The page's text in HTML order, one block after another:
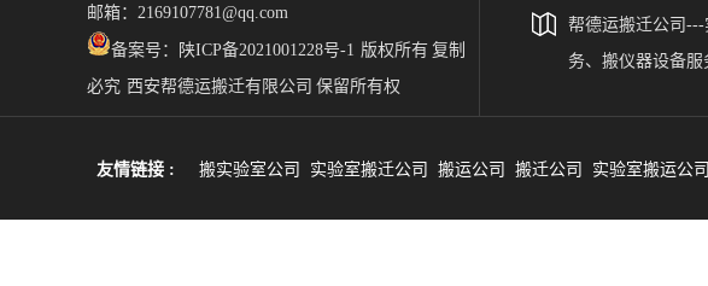
邮箱：2169107781@qq.com
备案号：
陕ICP备2021001228号-1 版权所有 复制
必究 西安帮德运搬迁有限公司 保留所有权
帮德运搬迁公司
务、搬仪器设备
北、四川、江西、
友情链接 : 搬实验室公司 实验室搬迁公司 搬运公司 搬迁公司 实验室搬运公司